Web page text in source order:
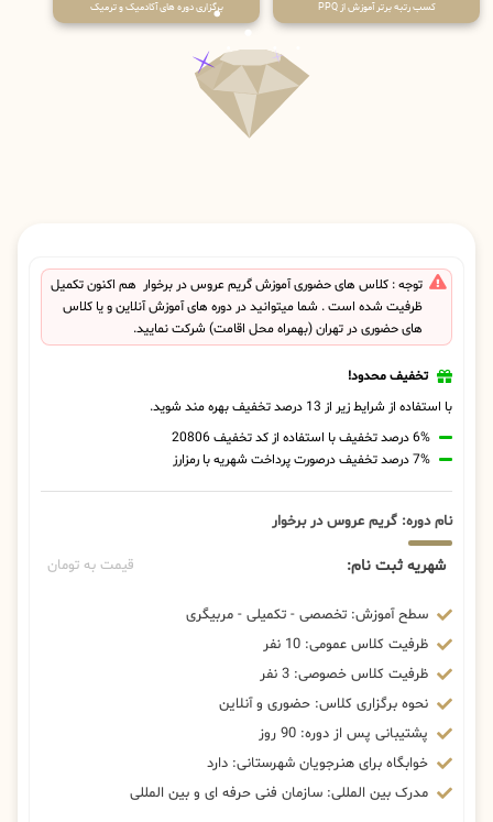
کسب رتبه برتر آموزش از PPQ برگزاری دوره های آکادمیک و ترمیک
توجه : کلاس های حضوری آموزش گریم عروس در برخوار هم اکنون تکمیل
ظرفیت شده است . شما میتوانید در دوره های آموزش آنلاین و یا کلاس
های حضوری در تهران (بهمراه محل اقامت) شرکت نمایید.
تخفیف محدود!
با استفاده از شرایط زیر از 13 درصد تخفیف بهره مند شوید.
6% درصد تخفیف با استفاده از کد تخفیف 20806
7% درصد تخفیف درصورت پرداخت شهریه با رمزارز
نام دوره: گریم عروس در برخوار
شهریه ثبت نام: قیمت به تومان
سطح آموزش: تخصصی - تکمیلی - مربیگری
ظرفیت کلاس عمومی: 10 نفر
ظرفیت کلاس خصوصی: 3 نفر
نحوه برگزاری کلاس: حضوری و آنلاین
پشتیبانی پس از دوره: 90 روز
خوابگاه برای هنرجویان شهرستانی: دارد
مدرک بین المللی: سازمان فنی حرفه ای و بین المللی